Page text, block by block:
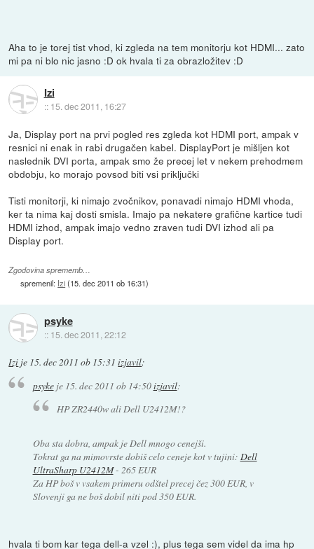
Aha to je torej tist vhod, ki zgleda na tem monitorju kot HDMI... zato
mi pa ni blo nic jasno :D ok hvala ti za obrazložitev :D
Izi
:: 15. dec 2011, 16:27
Ja, Display port na prvi pogled res zgleda kot HDMI port, ampak v
resnici ni enak in rabi drugačen kabel. DisplayPort je mišljen kot
naslednik DVI porta, ampak smo že precej let v nekem prehodmem
obdobju, ko morajo povsod biti vsi priključki
Tisti monitorji, ki nimajo zvočnikov, ponavadi nimajo HDMI vhoda,
ker ta nima kaj dosti smisla. Imajo pa nekatere grafične kartice tudi
HDMI izhod, ampak imajo vedno zraven tudi DVI izhod ali pa
Display port.
Zgodovina sprememb…
spremenil: Izi(15. dec 2011 ob 16:31)
psyke
:: 15. dec 2011, 22:12
Izi je 15. dec 2011 ob 15:31 izjavil:
psykeje 15. dec 2011 ob 14:50izjavil:
HP ZR2440w ali Dell U2412M!?
Oba sta dobra, ampak je Dell mnogo cenejši.
Tokrat ga na mimovrste dobiš celo ceneje kot v tujini: Dell
UltraSharp U2412M- 265 EUR
Za HP boš v vsakem primeru odštel precej čez 300 EUR, v
Slovenji ga ne boš dobil niti pod 350 EUR.
hvala ti bom kar tega dell-a vzel :), plus tega sem videl da ima hp